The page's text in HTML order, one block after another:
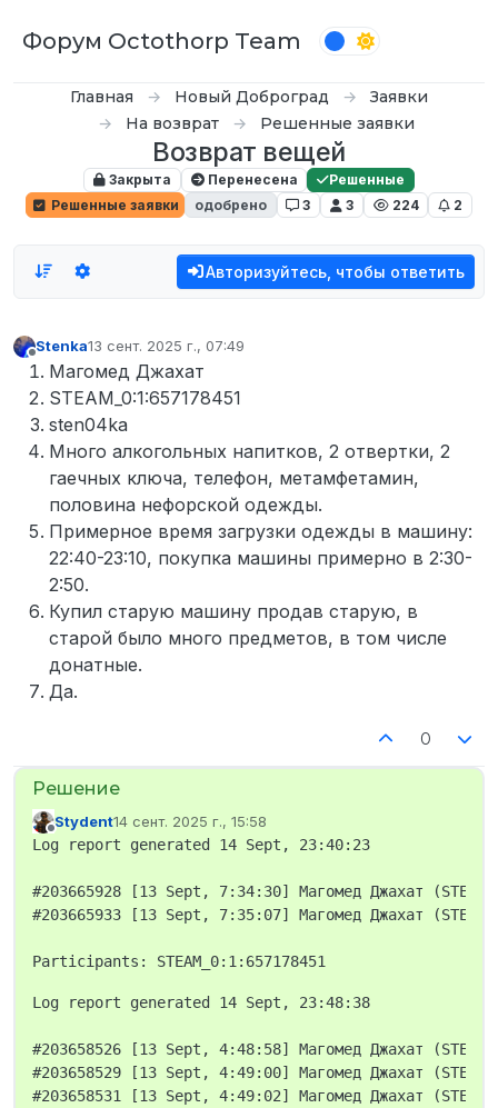
Форум Octothorp Team
Главная Новый Доброград
Заявки
На возврат
Решенные заявки
Возврат вещей
Закрыта Перенесена
Решенные
Решенные заявки
одобрено 3 3 224 2
Авторизуйтесь, чтобы ответить
Не в сети
Stenka13 сент. 2025 г., 07:49
отредактировано
Магомед Джахат
STEAM_0:1:657178451
sten04ka
Много алкогольных напитков, 2 отвертки, 2
гаечных ключа, телефон, метамфетамин,
половина нефорской одежды.
Примерное время загрузки одежды в машину:
22:40-23:10, покупка машины примерно в 2:30-
2:50.
Купил старую машину продав старую, в
старой было много предметов, в том числе
донатные.
Да.
0
Не в сети
Stydent14 сент. 2025 г., 15:58
отредактировано
Log report generated 14 Sept, 23:40:23
#203665928 [13 Sept, 7:34:30] Магомед Джахат
#203665933 [13 Sept, 7:35:07] Магомед Джахат
Log report generated 14 Sept, 23:48:38
#203658526 [13 Sept, 4:48:58] Магомед Джахат
#203658529 [13 Sept, 4:49:00] Магомед Джахат
#203658531 [13 Sept, 4:49:02] Магомед Джахат